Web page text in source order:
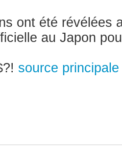
ont été révélées
au Japon
source